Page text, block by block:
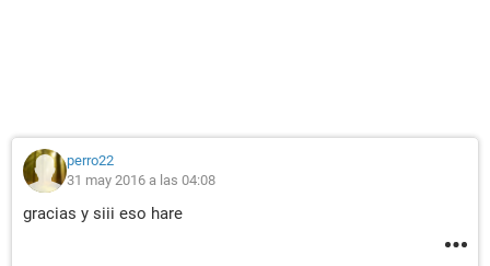
perro22
31 may 2016 a las 04:08
gracias y siii eso hare